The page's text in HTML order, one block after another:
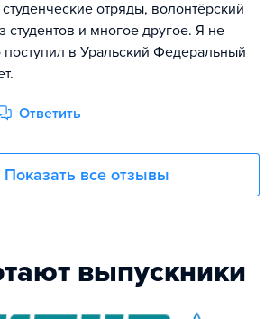
отряды, волонтёрский
студентов и многое другое. Я не
в Уральский Федеральный
Ответить
Показать все отзывы
выпускники